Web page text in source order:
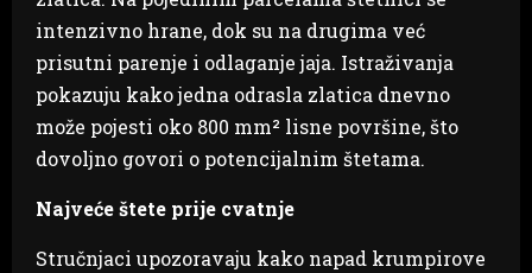
intenzivno hrane, dok su na drugima već
prisutni parenje i odlaganje jaja. Istraživanja
pokazuju kako jedna odrasla zlatica dnevno
može pojesti oko 800 mm² lisne površine, što
dovoljno govori o potencijalnim štetama.
Najveće štete prije cvatnje
Stručnjaci upozoravaju kako napad krumpirove